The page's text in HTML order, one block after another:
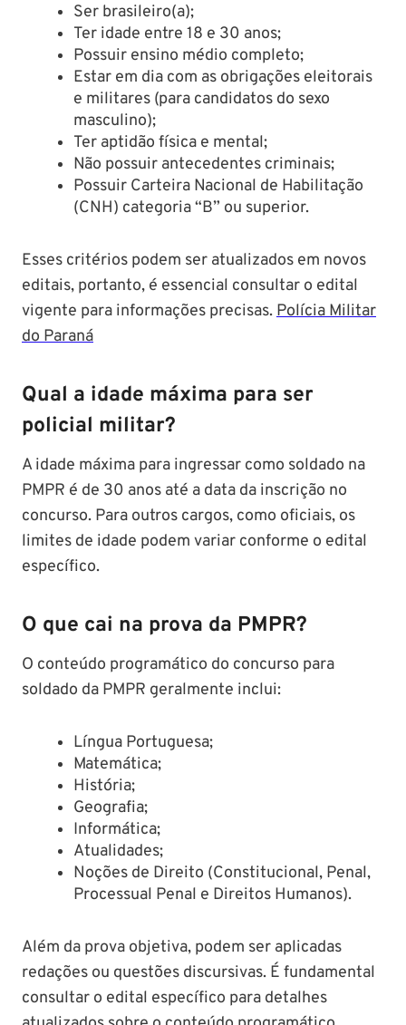
Ser brasileiro(a);​
Ter idade entre 18 e 30 anos;​
Possuir ensino médio completo;​
Estar em dia com as obrigações eleitorais
e militares (para candidatos do sexo
masculino);​
Ter aptidão física e mental;​
Não possuir antecedentes criminais;​
Possuir Carteira Nacional de Habilitação
(CNH) categoria “B” ou superior.​
Esses critérios podem ser atualizados em novos
editais, portanto, é essencial consultar o edital
vigente para informações precisas. ​Polícia Militar
do Paraná
Qual a idade máxima para ser
policial militar?
A idade máxima para ingressar como soldado na
PMPR é de 30 anos até a data da inscrição no
concurso. Para outros cargos, como oficiais, os
limites de idade podem variar conforme o edital
específico.​
O que cai na prova da PMPR?
O conteúdo programático do concurso para
soldado da PMPR geralmente inclui:​
Língua Portuguesa;​
Matemática;​
História;​
Geografia;​
Informática;​
Atualidades;​
Noções de Direito (Constitucional, Penal,
Processual Penal e Direitos Humanos).​
Além da prova objetiva, podem ser aplicadas
redações ou questões discursivas. É fundamental
consultar o edital específico para detalhes